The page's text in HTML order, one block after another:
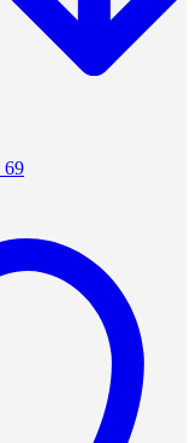
69